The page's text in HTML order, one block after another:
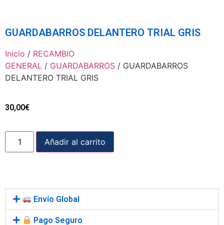
GUARDABARROS DELANTERO TRIAL GRIS
Inicio / RECAMBIO
GENERAL / GUARDABARROS / GUARDABARROS
DELANTERO TRIAL GRIS
30,00€
Añadir al carrito
Envío Global
Pago Seguro